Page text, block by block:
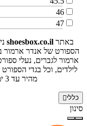
46
47
באתרshoesbox.co.il
הספורט של אנדר ארמור
ארמור לגברים, נעלי
לילדים, וכל בגדי
מהיר עד 3 ימי עסקים לכל חלקי הארץ
כללי
סינון